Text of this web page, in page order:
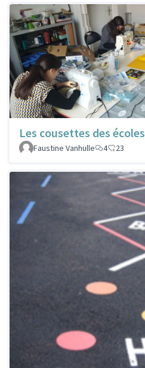
Les cousettes des écoles
Faustine Vanhulle
4 23